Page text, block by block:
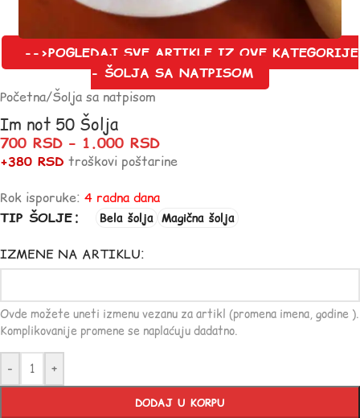
-->POGLEDAJ SVE ARTIKLE IZ OVE KATEGORIJE
- ŠOLJA SA NATPISOM
Početna/Šolja sa natpisom
Im not 50 Šolja
700 RSD – 1.000 RSD
+380 RSD troškovi poštarine
Rok isporuke: 4 radna dana
TIP ŠOLJE
Bela šolja Magična šolja
IZMENE NA ARTIKLU:
Ovde možete uneti izmenu vezanu za artikl (promena imena, godine ).
Komplikovanije promene se naplaćuju dadatno.
- +
DODAJ U KORPU